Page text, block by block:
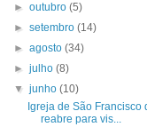
►outubro(5)
►setembro(14)
►agosto(34)
►julho(8)
▼junho(10)
Igreja de São Francisco
reabre para vis...